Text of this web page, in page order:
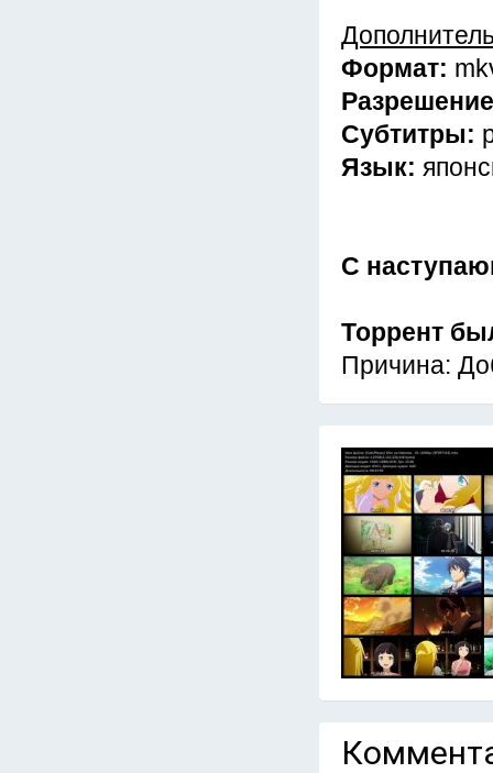
Формат:
Субтитры:
Язык:
С
Торрент
Причина: